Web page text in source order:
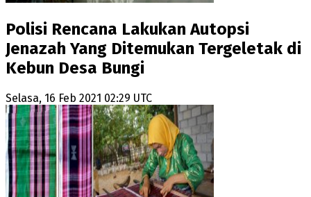
Polisi Rencana Lakukan Autopsi
Jenazah Yang Ditemukan Tergeletak di
Kebun Desa Bungi
Selasa, 16 Feb 2021 02:29 UTC